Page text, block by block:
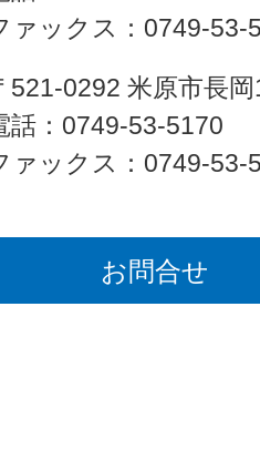
ァックス：0749-53-
521-0292 米原市長
話：0749-53-5170
ァックス：0749-53-
お問合せ